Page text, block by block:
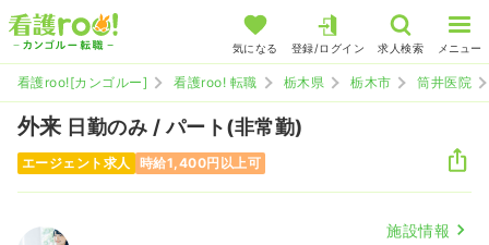
気になる 登録/ログイン 求人検索 メニュー
看護roo![カンゴルー] 看護roo! 転職 栃木県 栃木市 筒井医院
外来 日勤のみ / パート(非常勤)
エージェント求人 時給1,400円以上可
施設情報